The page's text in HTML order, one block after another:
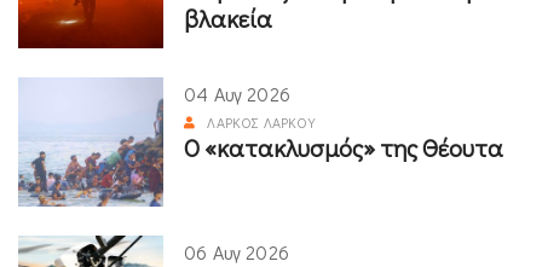
βλακεία
04 Αυγ 2026
ΛΆΡΚΟΣ ΛΆΡΚΟΥ
Ο «κατακλυσμός» της Θέουτα
06 Αυγ 2026